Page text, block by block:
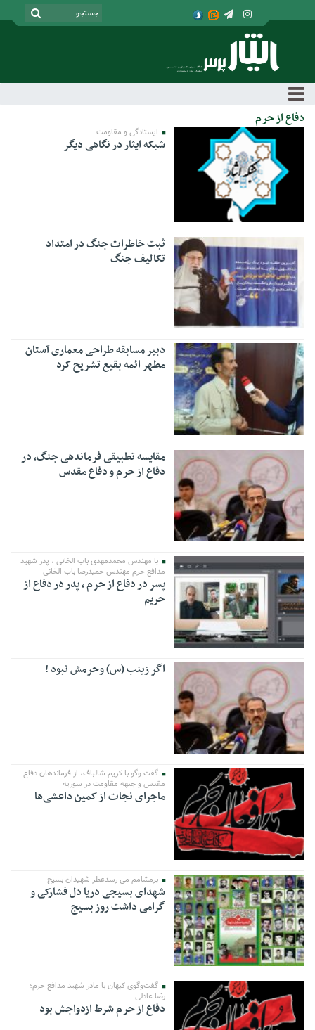
دفاع از حرم
ایستادگی و مقاومت
شبکه ایثار در نگاهی دیگر
ثبت خاطرات جنگ در امتداد
تکالیف جنگ
دبیر مسابقه طراحی معماری آستان
مطهر ائمه بقیع تشریح کرد
مقایسه تطبیقی فرماندهی جنگ، در
دفاع از حرم و دفاع مقدس
با مهندس محمدمهدی باب الخانی ، پدر شهید
مدافع حرم مهندس حمیدرضا باب الخانی
پسر در دفاع از حرم ، پدر در دفاع از
حریم
اگر زینب (س) وحرمش نبود !
گفت وگو با کریم شالباف، از فرماندهان دفاع
مقدس و جبهه مقاومت در سوریه
ماجرای نجات از کمین داعشی‌ها
برمشامم می رسدعطر شهیدان بسیج
شهدای بسیجی دریا دل فشارکی و
گرامی داشت روز بسیج
گفت‌وگوی کیهان با مادر شهید مدافع حرم؛
رضا عادلی
دفاع از حرم شرط ازدواجش بود